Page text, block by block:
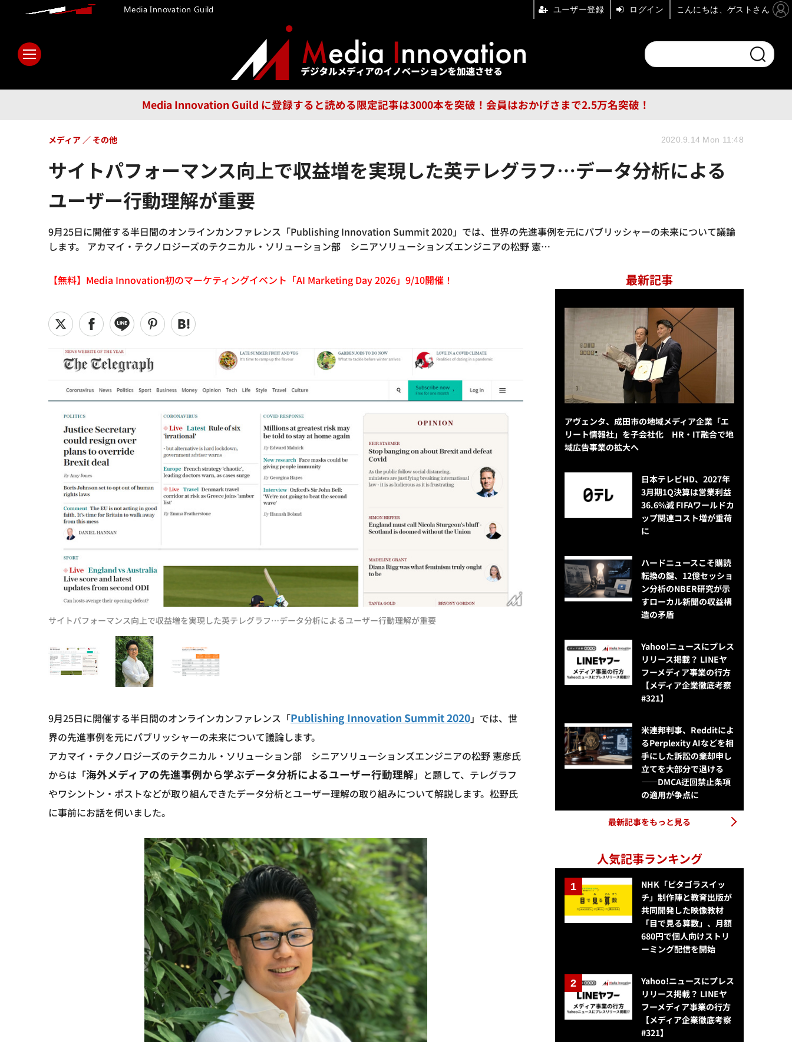
Media Innovation Guild に登録すると読める限定記事は3000本を突破！会員はおかげさまで2.5万名突破！
メディア テクノロジー 広告 企業 特集 ブランドチャンネル
フォーエム その他
サイトパフォーマンス向上で収益増を実現した英テレグラフ…データ分析による
ユーザー行動理解が重要
9月25日に開催する半日間のオンラインカンファレンス「Publishing Innovation Summit 2020」では、世界の先進事例を元にパブリッシャーの未来について議論
します。 アカマイ・テクノロジーズのテクニカル・ソリューション部 シニアソリューションズエンジニアの松野 憲…
メディア その他 2020.9.14 Mon 11:48
【無料】Media Innovation初のマーケティングイベント「AI Marketing Day 2026」9/10開催！
サイトパフォーマンス向上で収益増を実現した英テレグラフ…データ分析によるユーザー行動理解が重要
9月25日に開催する半日間のオンラインカンファレンス「Publishing Innovation Summit 2020」では、世
界の先進事例を元にパブリッシャーの未来について議論します。
アカマイ・テクノロジーズのテクニカル・ソリューション部 シニアソリューションズエンジニアの松野 憲彦氏
からは「海外メディアの先進事例から学ぶデータ分析によるユーザー行動理解 」と題して、テレグラフ
やワシントン・ポストなどが取り組んできたデータ分析とユーザー理解の取り組みについて解説します。松野氏
に事前にお話を伺いました。
最新記事
アヴェンタ、成田市の地域メディア企業「エ
リート情報社」を子会社化 HR・IT融合で地
域広告事業の拡大へ
日本テレビHD、2027年
3月期1Q決算は営業利益
36.6%減 FIFAワールドカ
ップ関連コスト増が重荷
に
ハードニュースこそ購読
転換の鍵、12億セッショ
ン分析のNBER研究が示
すローカル新聞の収益構
造の矛盾
Yahoo!ニュースにプレス
リリース掲載？ LINEヤ
フーメディア事業の行方
【メディア企業徹底考察
#321】
米連邦判事、Redditによ
るPerplexity AIなどを相
手にした訴訟の棄却申し
立てを大部分で退ける
——DMCA迂回禁止条項
の適用が争点に
最新記事をもっと見る
人気記事ランキング
NHK「ピタゴラスイッ
チ」制作陣と教育出版が
共同開発した映像教材
「目で見る算数」、月額
680円で個人向けストリ
ーミング配信を開始
Yahoo!ニュースにプレス
リリース掲載？ LINEヤ
フーメディア事業の行方
【メディア企業徹底考察
#321】
Media Innovation Guild ユーザー登録 ログイン こんにちは、ゲストさん